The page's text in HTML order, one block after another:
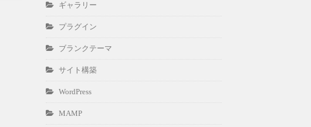
ギャラリー
プラグイン
ブランクテーマ
サイト構築
WordPress
MAMP